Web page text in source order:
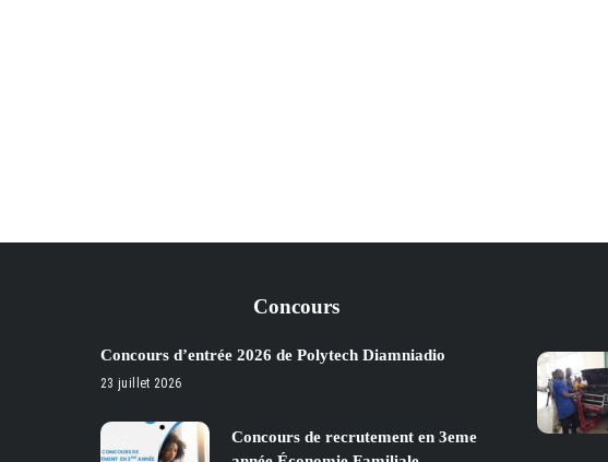
Concours
Concours d’entrée 2026 de Polytech Diamniadio
23 juillet 2026
Concours de recrutement en 3eme